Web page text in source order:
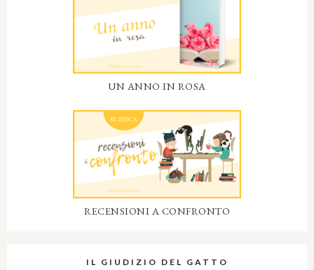
UN ANNO IN ROSA
RECENSIONI A CONFRONTO
IL GIUDIZIO DEL GATTO